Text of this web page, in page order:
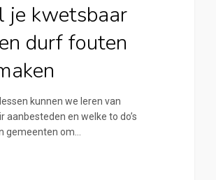
je kwetsbaar
durf fouten
kunnen we leren van
aanbesteden en welke to do’s
gemeenten om…